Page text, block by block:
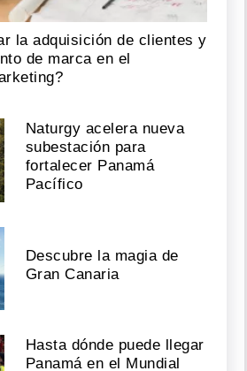
la adquisición de clientes y
de marca en el
Naturgy acelera nueva
subestación para
fortalecer Panamá
Pacífico
Descubre la magia de
Gran Canaria
Hasta dónde puede llegar
Panamá en el Mundial